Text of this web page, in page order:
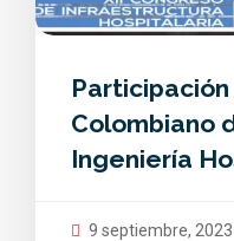
Colombiano
Ingeniería
9 septiembre, 2023